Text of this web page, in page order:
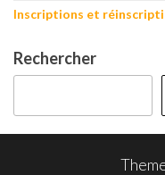
Inscriptions et
Rechercher